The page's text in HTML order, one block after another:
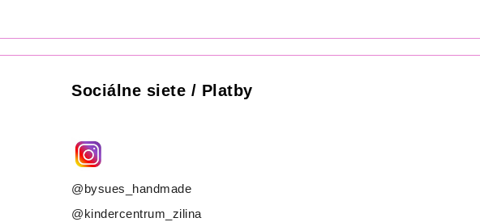
Sociálne siete / Platby
@bysues_handmade
@kindercentrum_zilina